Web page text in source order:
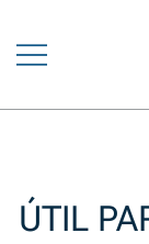
contenido
ÚTIL